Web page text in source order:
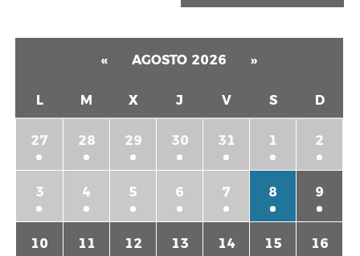
« AGOSTO 2026 »
L M X J V S D
27 28 29 30 31 1 2
3 4 5 6 7 8 9
10 11 12 13 14 15 16